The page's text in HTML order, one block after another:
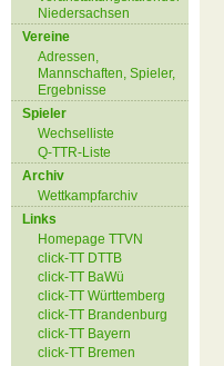
Niedersachsen
Vereine
Adressen,
Mannschaften, Spieler,
Ergebnisse
Spieler
Wechselliste
Q-TTR-Liste
Archiv
Wettkampfarchiv
Links
Homepage TTVN
click-TT DTTB
click-TT BaWü
click-TT Württemberg
click-TT Brandenburg
click-TT Bayern
click-TT Bremen